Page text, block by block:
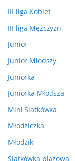
III liga Kobiet
III liga Mężczyzn
Junior
Junior Młodszy
Juniorka
Juniorka Młodsza
Mini Siatkówka
Młodziczka
Młodzik
Siatkówka plażowa